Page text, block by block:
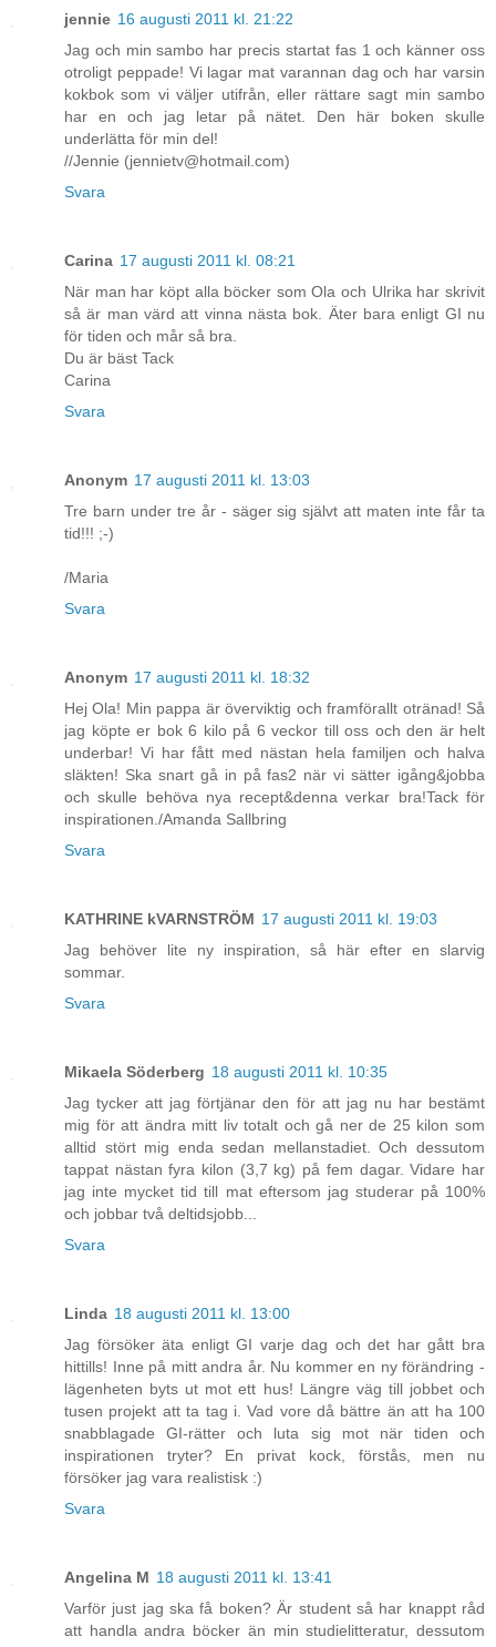
jennie 16 augusti 2011 kl. 21:22
Jag och min sambo har precis startat fas 1 och känner oss
otroligt peppade! Vi lagar mat varannan dag och har varsin
kokbok som vi väljer utifrån, eller rättare sagt min sambo
har en och jag letar på nätet. Den här boken skulle
underlätta för min del!
//Jennie (jennietv@hotmail.com)
Svara
Carina 17 augusti 2011 kl. 08:21
När man har köpt alla böcker som Ola och Ulrika har skrivit
så är man värd att vinna nästa bok. Äter bara enligt GI nu
för tiden och mår så bra.
Du är bäst Tack
Carina
Svara
Anonym 17 augusti 2011 kl. 13:03
Tre barn under tre år - säger sig självt att maten inte får ta
tid!!! ;-)
/Maria
Svara
Anonym 17 augusti 2011 kl. 18:32
Hej Ola! Min pappa är överviktig och framförallt otränad! Så
jag köpte er bok 6 kilo på 6 veckor till oss och den är helt
underbar! Vi har fått med nästan hela familjen och halva
släkten! Ska snart gå in på fas2 när vi sätter igång&jobba
och skulle behöva nya recept&denna verkar bra!Tack för
inspirationen./Amanda Sallbring
Svara
KATHRINE kVARNSTRÖM 17 augusti 2011 kl. 19:03
Jag behöver lite ny inspiration, så här efter en slarvig
sommar.
Svara
Mikaela Söderberg 18 augusti 2011 kl. 10:35
Jag tycker att jag förtjänar den för att jag nu har bestämt
mig för att ändra mitt liv totalt och gå ner de 25 kilon som
alltid stört mig enda sedan mellanstadiet. Och dessutom
tappat nästan fyra kilon (3,7 kg) på fem dagar. Vidare har
jag inte mycket tid till mat eftersom jag studerar på 100%
och jobbar två deltidsjobb...
Svara
Linda 18 augusti 2011 kl. 13:00
Jag försöker äta enligt GI varje dag och det har gått bra
hittills! Inne på mitt andra år. Nu kommer en ny förändring -
lägenheten byts ut mot ett hus! Längre väg till jobbet och
tusen projekt att ta tag i. Vad vore då bättre än att ha 100
snabblagade GI-rätter och luta sig mot när tiden och
inspirationen tryter? En privat kock, förstås, men nu
försöker jag vara realistisk :)
Svara
Angelina M 18 augusti 2011 kl. 13:41
Varför just jag ska få boken? Är student så har knappt råd
att handla andra böcker än min studielitteratur, dessutom